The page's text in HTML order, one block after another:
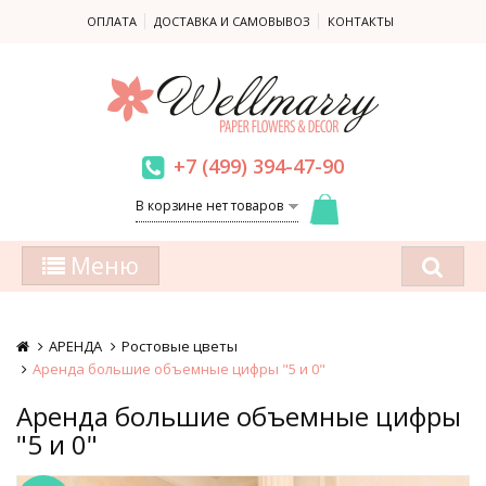
ОПЛАТА ДОСТАВКА И САМОВЫВОЗ КОНТАКТЫ
+7 (499) 394-47-90
В корзине нет товаров
Меню
АРЕНДА
Ростовые цветы
Аренда большие объемные цифры "5 и 0"
Аренда большие объемные цифры
"5 и 0"